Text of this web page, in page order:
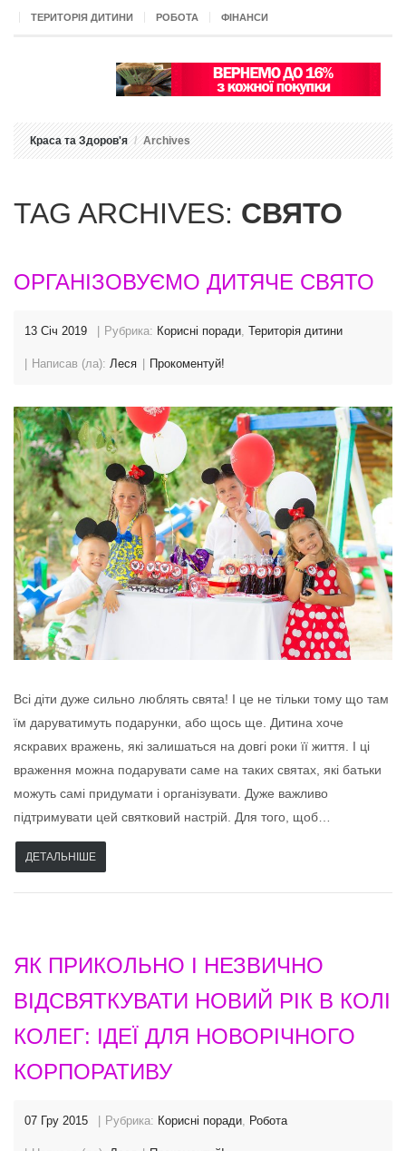
ТЕРИТОРІЯ ДИТИНИ РОБОТА ФІНАНСИ
Краса та Здоров'я Archives
TAG ARCHIVES: СВЯТО
ОРГАНІЗОВУЄМО ДИТЯЧЕ СВЯТО
13 Січ 2019 Рубрика: Корисні поради, Територія дитини
Написав (ла): Леся Прокоментуй!
Всі діти дуже сильно люблять свята! І це не тільки тому що там
їм даруватимуть подарунки, або щось ще. Дитина хоче
яскравих вражень, які залишаться на довгі роки її життя. І ці
враження можна подарувати саме на таких святах, які батьки
можуть самі придумати і організувати. Дуже важливо
підтримувати цей святковий настрій. Для того, щоб…
ДЕТАЛЬНІШЕ
ЯК ПРИКОЛЬНО І НЕЗВИЧНО
ВІДСВЯТКУВАТИ НОВИЙ РІК В КОЛІ
КОЛЕГ: ІДЕЇ ДЛЯ НОВОРІЧНОГО
КОРПОРАТИВУ
07 Гру 2015 Рубрика: Корисні поради, Робота